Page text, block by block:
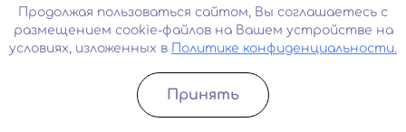
Наша клиника работает круглосуточно
Записатьcя
Продолжая пользоваться сайтом, Вы соглашаетесь с
размещением cookie-файлов на Вашем устройстве на
условиях, изложенных в
Политике конфиденциальности.
Принять